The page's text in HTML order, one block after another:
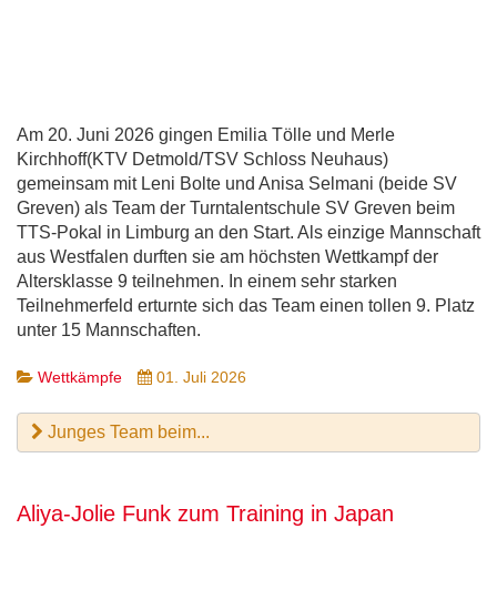
Am 20. Juni 2026 gingen Emilia Tölle und Merle
Kirchhoff(KTV Detmold/TSV Schloss Neuhaus)
gemeinsam mit Leni Bolte und Anisa Selmani (beide SV
Greven) als Team der Turntalentschule SV Greven beim
TTS-Pokal in Limburg an den Start. Als einzige Mannschaft
aus Westfalen durften sie am höchsten Wettkampf der
Altersklasse 9 teilnehmen. In einem sehr starken
Teilnehmerfeld erturnte sich das Team einen tollen 9. Platz
unter 15 Mannschaften.
Wettkämpfe 01. Juli 2026
Junges Team beim...
Aliya-Jolie Funk zum Training in Japan